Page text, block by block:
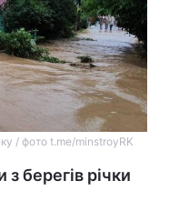
/ фото t.me/minstroyRK
берегів річки